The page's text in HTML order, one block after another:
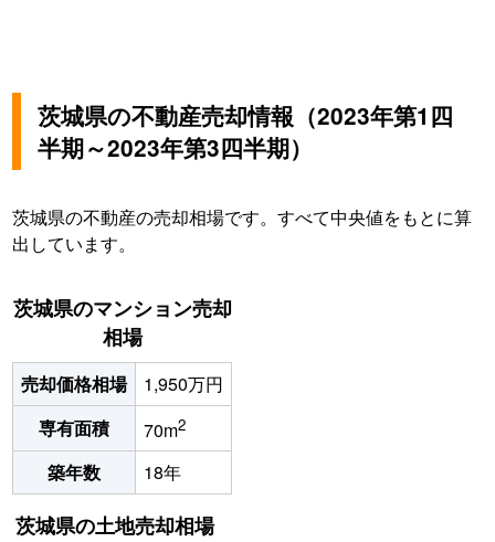
茨城県の不動産売却情報（2023年第1四
半期～2023年第3四半期）
茨城県の不動産の売却相場です。すべて中央値をもとに算
出しています。
茨城県のマンション売却
相場
売却価格相場
1,950万円
専有面積
70m2
築年数 18年
茨城県の土地売却相場